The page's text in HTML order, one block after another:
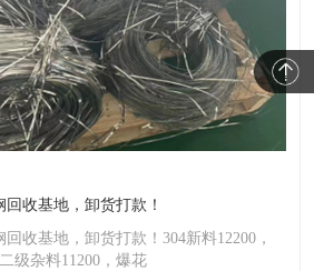
收基地，卸货打款！
收基地，卸货打款！304新料12200，
级杂料11200，爆花